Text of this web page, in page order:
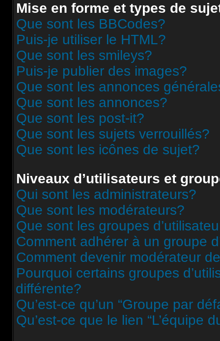
Mise en forme et types de
Que sont les BBCodes?
Puis-je utiliser le HTML?
Que sont les smileys?
Puis-je publier des images?
Que sont les annonces
Que sont les annonces?
Que sont les post-it?
Que sont les sujets verrouillés?
Que sont les icônes de sujet?
Niveaux d’utilisateurs et
Qui sont les administrateurs?
Que sont les modérateurs?
Que sont les groupes
Comment adhérer à un groupe
Comment devenir modérateur
Pourquoi certains groupes
différente?
Qu’est-ce qu’un “Groupe par
Qu’est-ce que le lien “L’équipe